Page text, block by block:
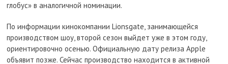
глобус» в аналогичной номинации.
По информации кинокомпании Lionsgate, занимающейся
производством шоу, второй сезон выйдет уже в этом году,
ориентировочно осенью. Официальную дату релиза Apple
объявит позже. Сейчас производство находится в активной